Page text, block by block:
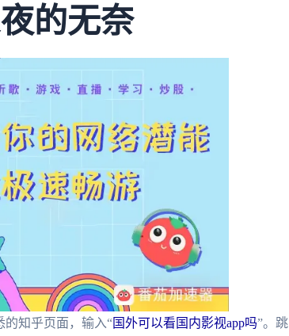
的无奈
的知乎页面，输入“国外可以看国内影视app吗”。跳